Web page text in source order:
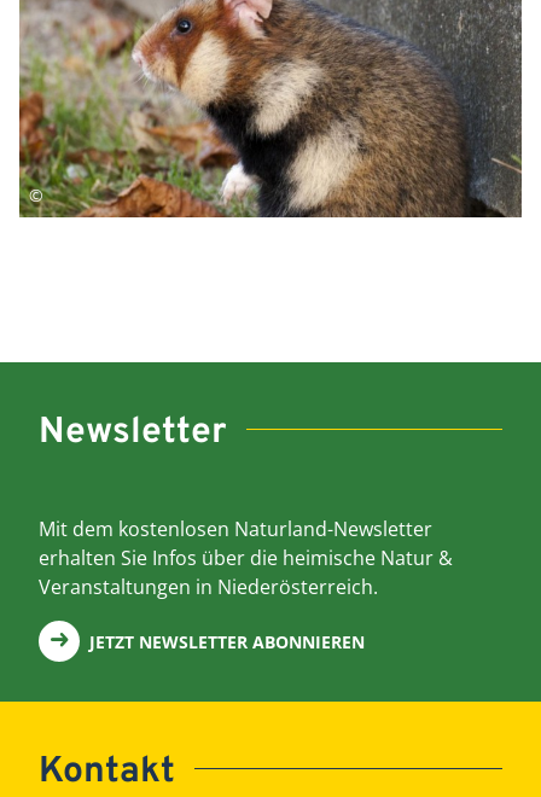
Newsletter
Mit dem kostenlosen Naturland-Newsletter
erhalten Sie Infos über die heimische Natur &
Veranstaltungen in Niederösterreich.
JETZT NEWSLETTER ABONNIEREN
Kontakt